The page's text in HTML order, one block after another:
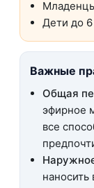
Дети до
Важные
Общая
эфирное
все
наносить